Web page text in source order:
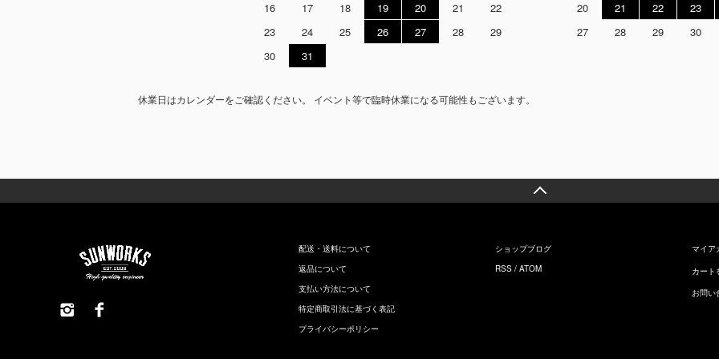
16
17 18 19 20 21
22
23
24 25 26 27 28
29
30
31
20
21 22 23
27
28 29 30
休業日はカレンダーをご確認ください。 イベント等で臨時休業になる可能性もございます。
配送・送料について
返品について
支払い方法について
特定商取引法に基づく表記
プライバシーポリシー
ショップブログ
RSS / ATOM
マイア
カート
お問い